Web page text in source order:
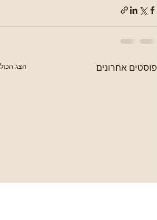
פוסטים אחרונים הצג הכול